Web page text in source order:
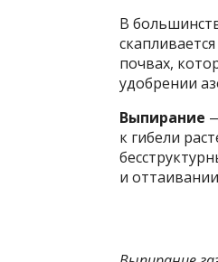
В
почвах,
удобрении
Выпирание
к гибели
и